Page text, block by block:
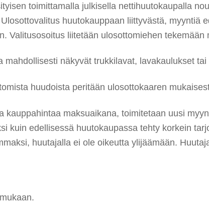
toimittamalla julkisella nettihuutokaupalla
huutokauppaan liittyvästä, myyntiä
Valitusosoitus liitetään ulosottomiehen tekemään
mahdollisesti näkyvät trukkilavat, lavakaulukset
huudoista peritään ulosottokaaren
kauppahintaa maksuaikana, toimitetaan uusi
kuin edellisessä huutokaupassa tehty korkein
huutajalla ei ole oikeutta ylijäämään.